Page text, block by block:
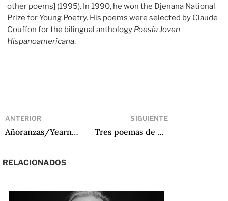
other poems] (1995). In 1990, he won the Djenana National
Prize for Young Poetry. His poems were selected by Claude
Couffon for the bilingual anthology Poesía Joven
Hispanoamericana.
ANTERIOR
Añoranzas/Yearnings: Poesía femenina de la diáspora cubana (1990-2021) por Indranil Chakravarty
SIGUIENTE
Tres poemas de Memoria y Reescritura por Mariella Nigro
RELACIONADOS